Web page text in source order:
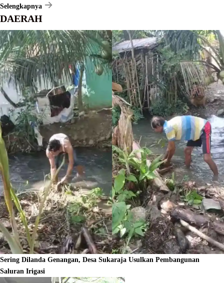
Selengkapnya
DAERAH
Sering Dilanda Genangan, Desa Sukaraja Usulkan Pembangunan
Saluran Irigasi